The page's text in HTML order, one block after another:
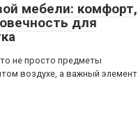
мебели: комфорт,
для
не просто предметы
воздухе, а важный элемент